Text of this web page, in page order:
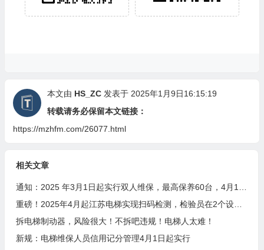
本文由 HS_ZC发表于 2025年1月9日16:15:19
转载请务必保留本文链接：
https://mzhfm.com/26077.html
相关文章
通知：2025 年3月1日起实行双人维保，最高保养60台，4月1日起扫码保养
重磅！2025年4月起江苏电梯实现扫码检测，检验员在2个设区市检测或者月超80台将成重点关照对象
拆电梯制动器，风险很大！不拆吧违规！电梯人太难！
新规：电梯维保人员信用记分管理4月1日起实行